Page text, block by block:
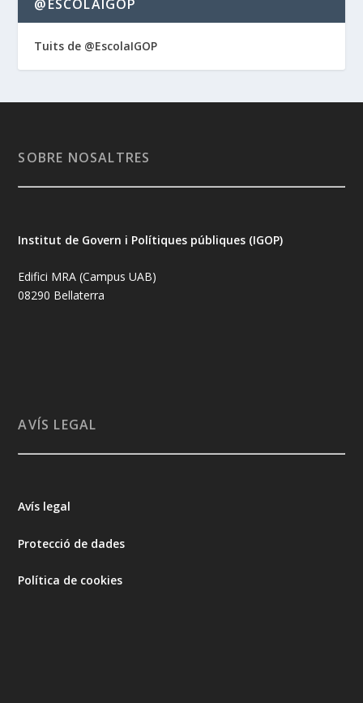
@ESCOLAIGOP
Tuits de @EscolaIGOP
SOBRE NOSALTRES
Institut de Govern i Polítiques públiques (IGOP)
Edifici MRA (Campus UAB)
08290 Bellaterra
AVÍS LEGAL
Avís legal
Protecció de dades
Política de cookies